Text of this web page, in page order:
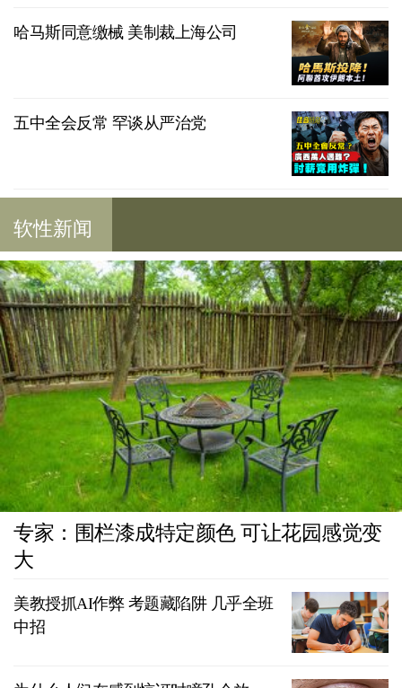
哈马斯同意缴械 美制裁上海公司
五中全会反常 罕谈从严治党
软性新闻
专家：围栏漆成特定颜色 可让花园感觉变
大
美教授抓AI作弊 考题藏陷阱 几乎全班
中招